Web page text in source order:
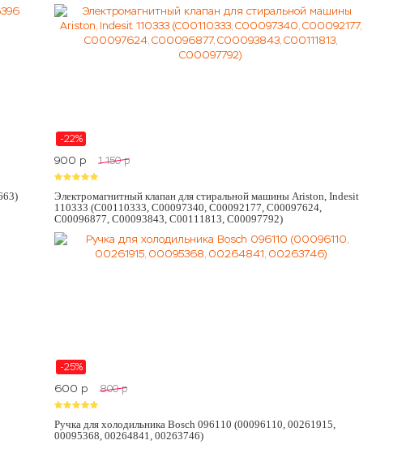
-22%
900 p 1 150 p
Электромагнитный клапан для стиральной машины Ariston, Indesit
110333 (C00110333, C00097340, C00092177, C00097624,
C00096877, C00093843, C00111813, C00097792)
-25%
600 p 800 p
Ручка для холодильника Bosch 096110 (00096110, 00261915,
00095368, 00264841, 00263746)